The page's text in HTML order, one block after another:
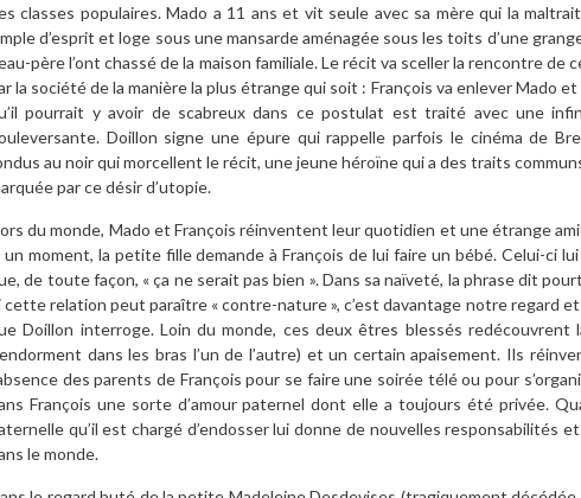
classes populaires. Mado a 11 ans et vit seule avec sa mère qui la
d’esprit et loge sous une mansarde aménagée sous les toits d’une
père l’ont chassé de la maison familiale. Le récit va sceller la rencontre de
la société de la manière la plus étrange qui soit : François va enlever Mado
pourrait y avoir de scabreux dans ce postulat est traité avec une
Doillon signe une épure qui rappelle parfois le cinéma de
au noir qui morcellent le récit, une jeune héroïne qui a des traits
par ce désir d’utopie.
du monde, Mado et François réinventent leur quotidien et une étrange
un moment, la petite fille demande à François de lui faire un bébé. Celui-ci
de toute façon, « ça ne serait pas bien ». Dans sa naïveté, la phrase dit
cette relation peut paraître « contre-nature », c’est davantage notre regard
Doillon interroge. Loin du monde, ces deux êtres blessés redécouvrent
dans les bras l’un de l’autre) et un certain apaisement. Ils
des parents de François pour se faire une soirée télé ou pour
François une sorte d’amour paternel dont elle a toujours été privée.
qu’il est chargé d’endosser lui donne de nouvelles responsabilités
le monde.